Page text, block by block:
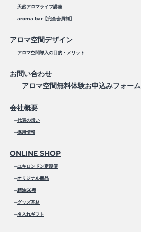
─天然アロマライフ講座
─aroma bar【完全会員制】
アロマ空間デザイン
─アロマ空間導入の目的・メリット
お問い合わせ
─アロマ空間無料体験お申込みフォーム
会社概要
─代表の想い
─採用情報
ONLINE SHOP
─ユキロンドン定期便
─オリジナル商品
─精油56種
─グッズ基材
─名入れギフト